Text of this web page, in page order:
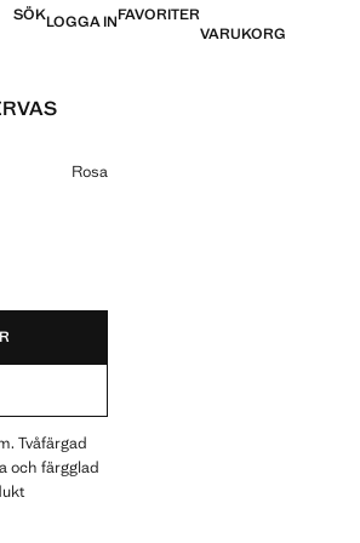
SÖKLOGGA INFAVORITER
VARUKORG
Rosa
Tvåfärgad
och färgglad